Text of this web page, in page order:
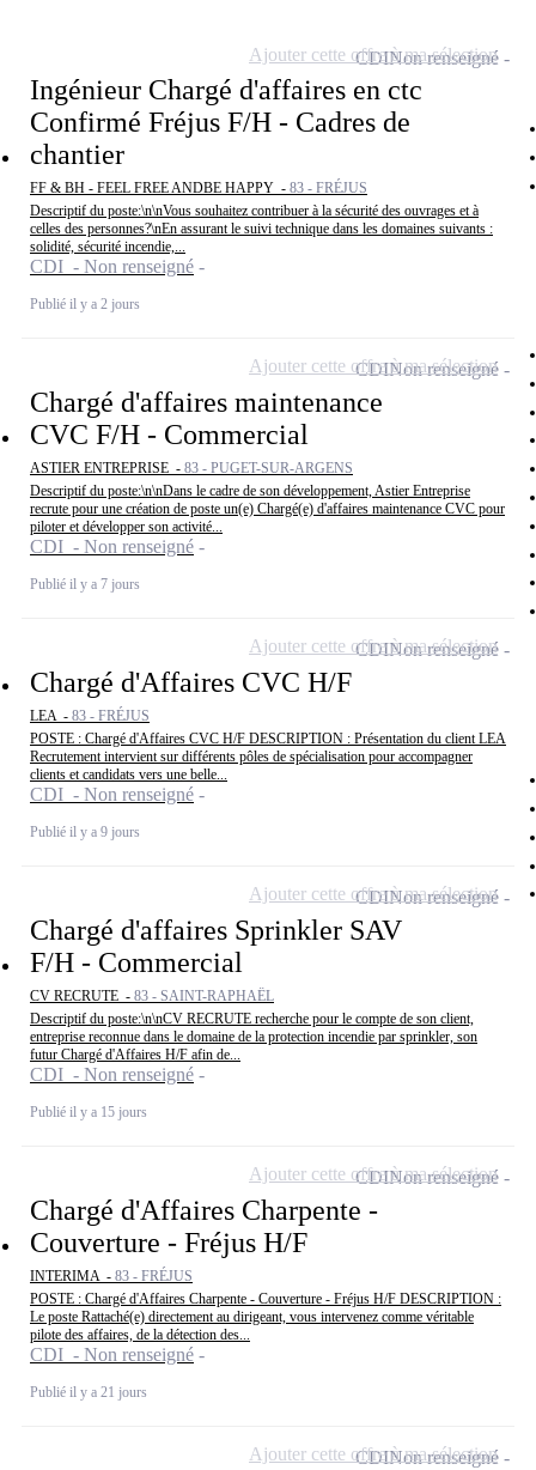
Ingénieur Chargé d'affaires en ctc
Confirmé Fréjus F/H - Cadres de
chantier
FF & BH - FEEL FREE ANDBE HAPPY - 83 - FRÉJUS
Descriptif du poste:\n\nVous souhaitez contribuer à la sécurité des ouvrages et à
celles des personnes?\nEn assurant le suivi technique dans les domaines suivants :
solidité, sécurité incendie,...
CDI - Non renseigné
Publié il y a 2 jours
CDINon renseigné
Ajouter cette offre à ma sélection
Chargé d'affaires maintenance
CVC F/H - Commercial
ASTIER ENTREPRISE - 83 - PUGET-SUR-ARGENS
Descriptif du poste:\n\nDans le cadre de son développement, Astier Entreprise
recrute pour une création de poste un(e) Chargé(e) d'affaires maintenance CVC pour
piloter et développer son activité...
CDI - Non renseigné
Publié il y a 7 jours
CDINon renseigné
Ajouter cette offre à ma sélection
Chargé d'Affaires CVC H/F
LEA - 83 - FRÉJUS
POSTE : Chargé d'Affaires CVC H/F DESCRIPTION : Présentation du client LEA
Recrutement intervient sur différents pôles de spécialisation pour accompagner
clients et candidats vers une belle...
CDI - Non renseigné
Publié il y a 9 jours
CDINon renseigné
Ajouter cette offre à ma sélection
Chargé d'affaires Sprinkler SAV
F/H - Commercial
CV RECRUTE - 83 - SAINT-RAPHAËL
Descriptif du poste:\n\nCV RECRUTE recherche pour le compte de son client,
entreprise reconnue dans le domaine de la protection incendie par sprinkler, son
futur Chargé d'Affaires H/F afin de...
CDI - Non renseigné
Publié il y a 15 jours
CDINon renseigné
Ajouter cette offre à ma sélection
Chargé d'Affaires Charpente -
Couverture - Fréjus H/F
INTERIMA - 83 - FRÉJUS
POSTE : Chargé d'Affaires Charpente - Couverture - Fréjus H/F DESCRIPTION :
Le poste Rattaché(e) directement au dirigeant, vous intervenez comme véritable
pilote des affaires, de la détection des...
CDI - Non renseigné
Publié il y a 21 jours
CDINon renseigné
Ajouter cette offre à ma sélection
CDINon renseigné
Ajouter cette offre à ma sélection